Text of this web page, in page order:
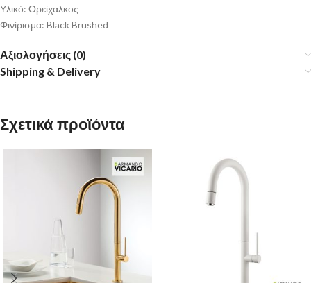
Υλικό: Ορείχαλκος
Φινίρισμα: Black Brushed
Αξιολογήσεις (0)
Shipping & Delivery
Σχετικά προϊόντα